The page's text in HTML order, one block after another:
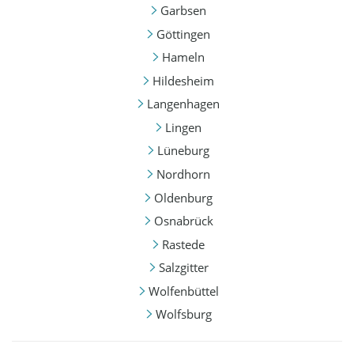
Garbsen
Göttingen
Hameln
Hildesheim
Langenhagen
Lingen
Lüneburg
Nordhorn
Oldenburg
Osnabrück
Rastede
Salzgitter
Wolfenbüttel
Wolfsburg